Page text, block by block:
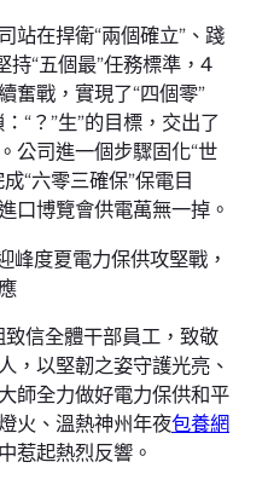
站在捍衛“兩個確立”、踐
持“五個最”任務標準，4
奮戰，實現了“四個零”
“？”生”的目標，交出了
公司進一個步驟固化“世
“六零三確保”保電目
口博覽會供電萬無一掉。
峰度夏電力保供攻堅戰，
信全體干部員工，致敬
，以堅韌之姿守護光亮、
師全力做好電力保供和平
火、溫熱神州年夜包養網
惹起熱烈反響。